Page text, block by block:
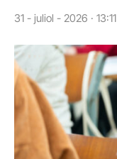
31 - juliol - 2026 · 13:11